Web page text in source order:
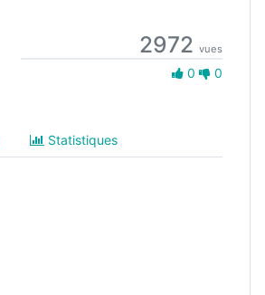
2972 vues
0 0
Statistiques